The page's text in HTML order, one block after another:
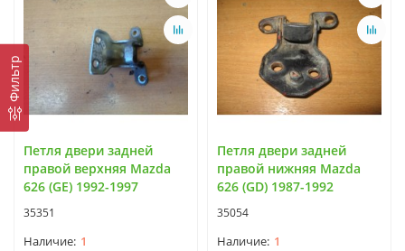
Фильтр
Петля двери задней
правой верхняя Mazda
626 (GE) 1992-1997
35351
1
Петля двери задней
правой нижняя Mazda
626 (GD) 1987-1992
35054
1